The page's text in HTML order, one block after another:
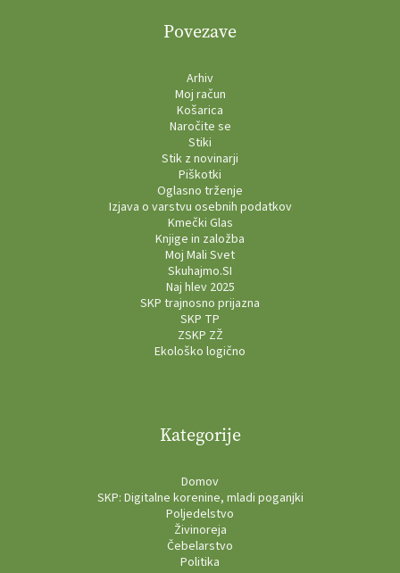
Povezave
Arhiv
Moj račun
Košarica
Naročite se
Stiki
Stik z novinarji
Piškotki
Oglasno trženje
Izjava o varstvu osebnih podatkov
Kmečki Glas
Knjige in založba
Moj Mali Svet
Skuhajmo.SI
Naj hlev 2025
SKP trajnosno prijazna
SKP TP
ZSKP ZŽ
Ekološko logično
Kategorije
Domov
SKP: Digitalne korenine, mladi poganjki
Poljedelstvo
Živinoreja
Čebelarstvo
Politika